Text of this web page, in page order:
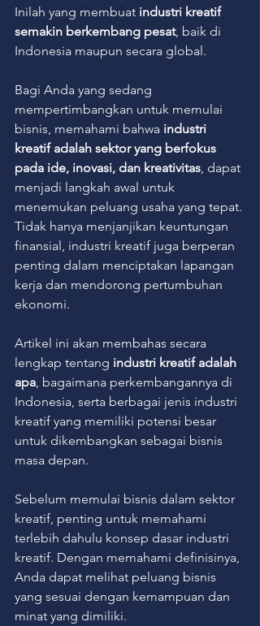
Inilah yang membuat industri kreatif
semakin berkembang pesat, baik di
Indonesia maupun secara global.
Bagi Anda yang sedang
mempertimbangkan untuk memulai
bisnis, memahami bahwa industri
kreatif adalah sektor yang berfokus
pada ide, inovasi, dan kreativitas, dapat
menjadi langkah awal untuk
menemukan peluang usaha yang tepat.
Tidak hanya menjanjikan keuntungan
finansial, industri kreatif juga berperan
penting dalam menciptakan lapangan
kerja dan mendorong pertumbuhan
ekonomi.
Artikel ini akan membahas secara
lengkap tentang industri kreatif adalah
apa, bagaimana perkembangannya di
Indonesia, serta berbagai jenis industri
kreatif yang memiliki potensi besar
untuk dikembangkan sebagai bisnis
masa depan.
Sebelum memulai bisnis dalam sektor
kreatif, penting untuk memahami
terlebih dahulu konsep dasar industri
kreatif. Dengan memahami definisinya,
Anda dapat melihat peluang bisnis
yang sesuai dengan kemampuan dan
minat yang dimiliki.